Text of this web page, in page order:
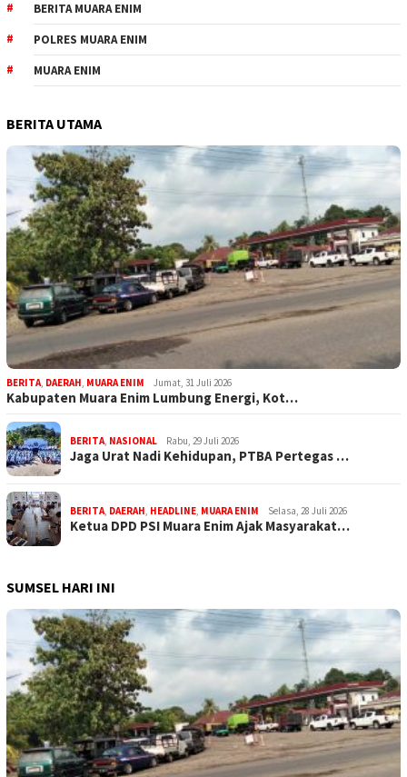
BERITA MUARA ENIM
POLRES MUARA ENIM
MUARA ENIM
BERITA UTAMA
BERITA, DAERAH, MUARA ENIM Jumat, 31 Juli 2026
Kabupaten Muara Enim Lumbung Energi, Kot…
BERITA, NASIONAL Rabu, 29 Juli 2026
Jaga Urat Nadi Kehidupan, PTBA Pertegas …
BERITA, DAERAH, HEADLINE, MUARA ENIM Selasa, 28 Juli 2026
Ketua DPD PSI Muara Enim Ajak Masyarakat…
SUMSEL HARI INI